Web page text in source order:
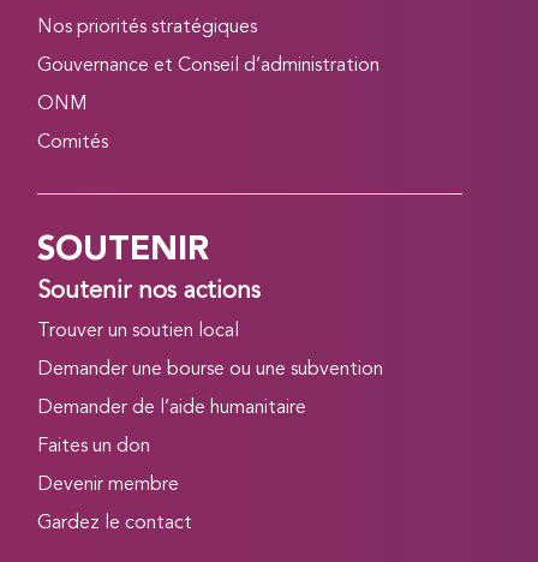
Nos priorités stratégiques
Gouvernance et Conseil d’administration
ONM
Comités
SOUTENIR
Soutenir nos actions
Trouver un soutien local
Demander une bourse ou une subvention
Demander de l’aide humanitaire
Faites un don
Devenir membre
Gardez le contact